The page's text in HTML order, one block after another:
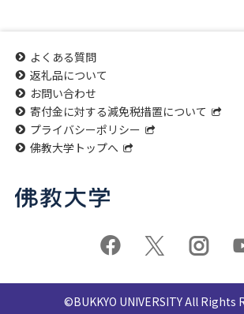
よくある質問
返礼品について
お問い合わせ
寄付金に対する減免税措置について
プライバシーポリシー
佛教大学トップへ
©BUKKYO UNIVERSITY All Rights